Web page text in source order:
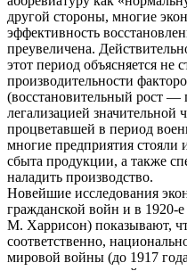
другой стороны, многие
эффективность
преувеличена.
этот период объясняется не
производительности
(восстановительный рост
легализацией значительной
процветавшей в период
многие предприятия стояли
сбыта продукции, а также
наладить производство.
Новейшие исследования
гражданской войн и в
М. Харрисон) показывают,
соответственно,
мировой войны (до 1917